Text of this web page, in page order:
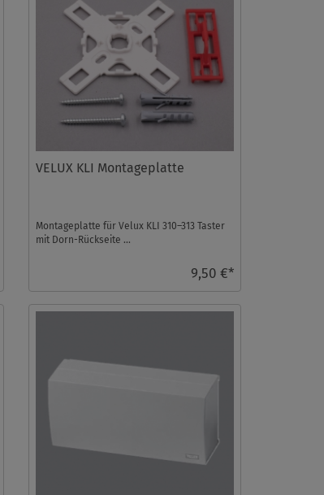
VELUX KLI Montageplatte
Montageplatte für Velux KLI 310–313 Taster
mit Dorn-Rückseite ...
9,50 €*